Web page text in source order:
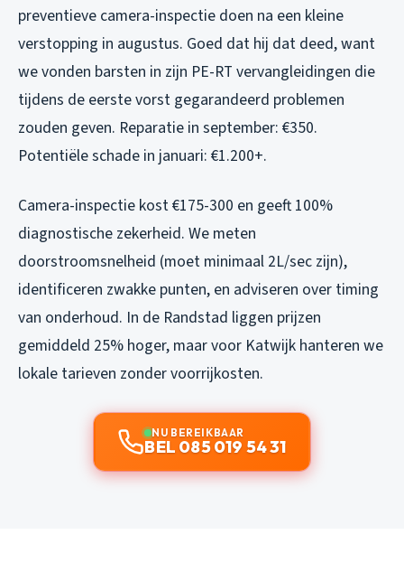
preventieve camera-inspectie doen na een kleine
verstopping in augustus. Goed dat hij dat deed, want
we vonden barsten in zijn PE-RT vervangleidingen die
tijdens de eerste vorst gegarandeerd problemen
zouden geven. Reparatie in september: €350.
Potentiële schade in januari: €1.200+.
Camera-inspectie kost €175-300 en geeft 100%
diagnostische zekerheid. We meten
doorstroomsnelheid (moet minimaal 2L/sec zijn),
identificeren zwakke punten, en adviseren over timing
van onderhoud. In de Randstad liggen prijzen
gemiddeld 25% hoger, maar voor Katwijk hanteren we
lokale tarieven zonder voorrijkosten.
NU BEREIKBAAR
BEL 085 019 54 31